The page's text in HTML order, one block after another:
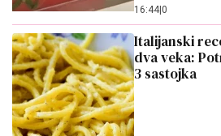
16:44 0
Italijanski
dva veka:
3 sastojka